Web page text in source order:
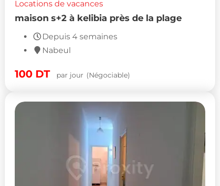
Locations de vacances
maison s+2 à kelibia près de la plage
Depuis 4 semaines
Nabeul
100 DT par jour (Négociable)